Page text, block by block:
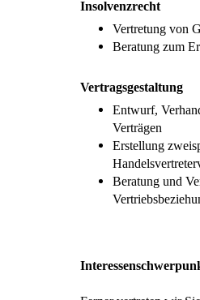
Insolvenzrecht
Vertretung von
Beratung zum
Vertragsgestaltung
Entwurf,
Verträgen
Erstellung
Beratung und